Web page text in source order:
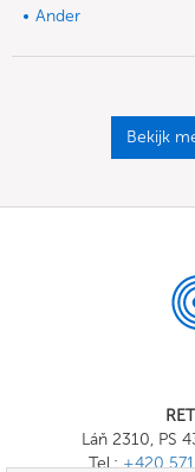
Ander
Bekijk
Láň 2310, PS
Tel.:+420